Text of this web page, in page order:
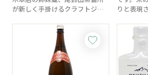
が新しく手掛けるクラフトジン
りと表現